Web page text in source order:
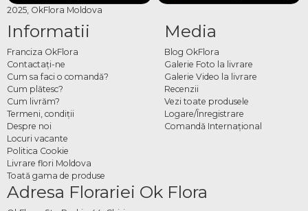
2025, OkFlora Moldova
Informatii
Franciza OkFlora
Contactaţi-ne
Cum sa faci o comandă?
Cum plătesc?
Cum livrăm?
Termeni, condiţii
Despre noi
Locuri vacante
Politica Cookie
Livrare flori Moldova
Toată gama de produse
Media
Blog OkFlora
Galerie Foto la livrare
Galerie Video la livrare
Recenzii
Vezi toate produsele
Logare/Înregistrare
Comandă Internațional
Adresa Florariei Ok Flora